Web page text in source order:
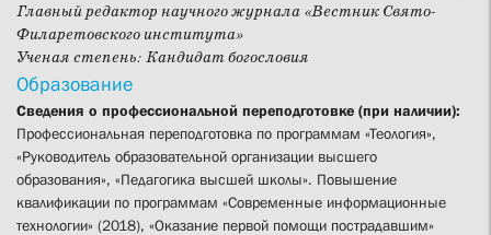
Главный редактор научного журнала «Вестник Свято-
Филаретовского института»
Ученая степень: Кандидат богословия
Образование
Сведения о профессиональной переподготовке (при наличии):
Профессиональная переподготовка по программам «Теология»,
«Руководитель образовательной организации высшего
образования», «Педагогика высшей школы». Повышение
квалификации по программам «Современные информационные
технологии» (2018), «Оказание первой помощи пострадавшим»